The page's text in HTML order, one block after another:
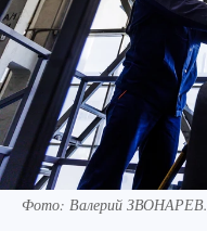
Фото: Валерий ЗВОНАРЕВ.